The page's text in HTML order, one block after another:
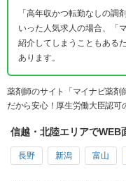
「高年収かつ転勤なしの調
いった人気求人の場合、「
紹介してしまうこともある
あります。
薬剤師のサイト「マイナビ薬剤
だから安心！厚生労働大臣認可
信越・北陸エリアでWEB
長野 新潟 富山